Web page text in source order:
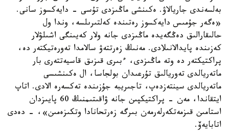
بەلسەندى جاريالاۋ. ەكىنشى ماڭىزدى تۇسى - دايەكسوز سانى.
«ەگەر جۇمىس دايەكسوز رەتىندە كەلتىرىلسە، وندا ول
حالىقارالىق دەڭگەيدە ماڭىزدى جانە ولار كەيىنگى اشىلۋلار
كەزىندە پايدالانىلادى. مەنىڭ زەرتتەۋ سالامدا تەورەتيكتەر دە،
پراكتيكتەر دە وتە ماڭىزدى، ءبىرى قىزىق قاسيەتتەرى بار
ماتەريالدى تەوريالىق تۇرعىدان بولجاسا، ال ەكىنشىسى
ماتەريالدى سينتەزدەپ، تاجىريبە جۇزىندە تەكسەرە الادى. اتاپ
ايتقاندا، مەن - پراكتيكپىن جانە ۋاقىتىمنىڭ 60 پايىزدان
استامىن قىزمەتكەرلەرمەن بىرگە زەرتحانادا وتكىزەمىن»، - دەدى
اتابايەۆ.